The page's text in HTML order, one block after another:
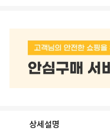
상세설명